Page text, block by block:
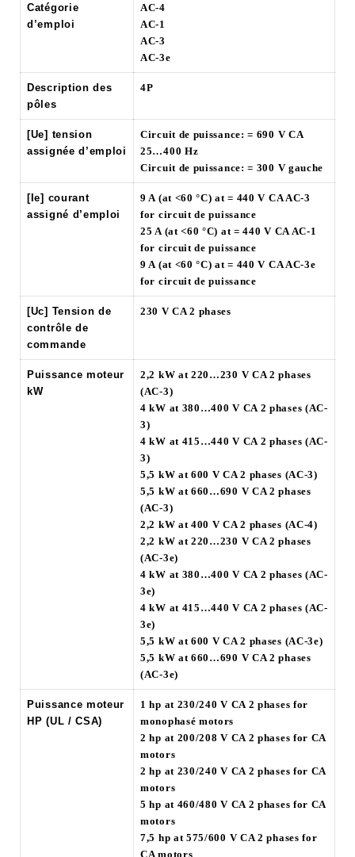
Catégorie
d’emploi
AC-4
AC-1
AC-3
AC-3e
Description des
pôles
4P
[Ue] tension
assignée d’emploi
Circuit de puissance: = 690 V CA
25…400 Hz
Circuit de puissance: = 300 V gauche
[Ie] courant
assigné d’emploi
9 A (at <60 °C) at = 440 V CA AC-3
for circuit de puissance
25 A (at <60 °C) at = 440 V CA AC-1
for circuit de puissance
9 A (at <60 °C) at = 440 V CA AC-3e
for circuit de puissance
[Uc] Tension de
contrôle de
commande
230 V CA 2 phases
Puissance moteur
kW
2,2 kW at 220…230 V CA 2 phases
(AC-3)
4 kW at 380…400 V CA 2 phases (AC-
3)
4 kW at 415…440 V CA 2 phases (AC-
3)
5,5 kW at 600 V CA 2 phases (AC-3)
5,5 kW at 660…690 V CA 2 phases
(AC-3)
2,2 kW at 400 V CA 2 phases (AC-4)
2,2 kW at 220…230 V CA 2 phases
(AC-3e)
4 kW at 380…400 V CA 2 phases (AC-
3e)
4 kW at 415…440 V CA 2 phases (AC-
3e)
5,5 kW at 600 V CA 2 phases (AC-3e)
5,5 kW at 660…690 V CA 2 phases
(AC-3e)
Puissance moteur
HP (UL / CSA)
1 hp at 230/240 V CA 2 phases for
monophasé motors
2 hp at 200/208 V CA 2 phases for CA
motors
2 hp at 230/240 V CA 2 phases for CA
motors
5 hp at 460/480 V CA 2 phases for CA
motors
7,5 hp at 575/600 V CA 2 phases for
CA motors